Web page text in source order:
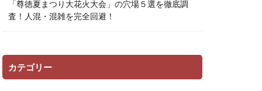
「尊徳夏まつり大花火大会」の穴場５選を徹底調
査！人混・混雑を完全回避！
カテゴリー